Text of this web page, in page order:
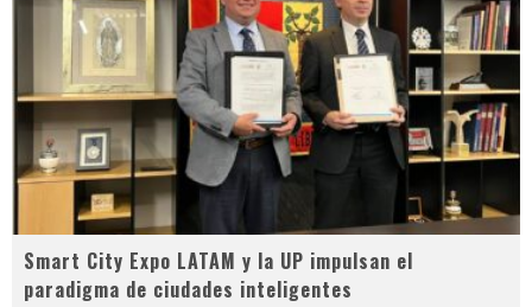
Smart City Expo LATAM y la UP impulsan el
paradigma de ciudades inteligentes